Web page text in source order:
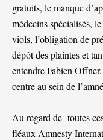
gratuits, le manque
médecins spécialisés,
viols, l’obligation de
dépôt des plaintes et
entendre Fabien
centre au sein de
Au regard de toutes
fléaux Amnesty